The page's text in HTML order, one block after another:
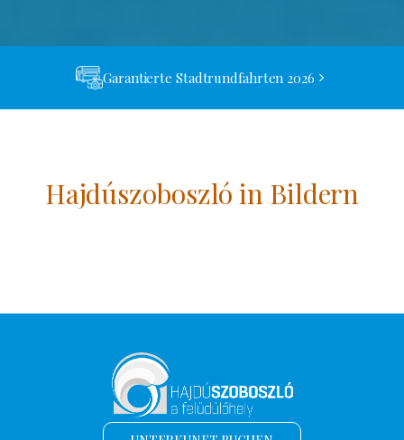
Garantierte Stadtrundfahrten 2026
Hajdúszoboszló in Bildern